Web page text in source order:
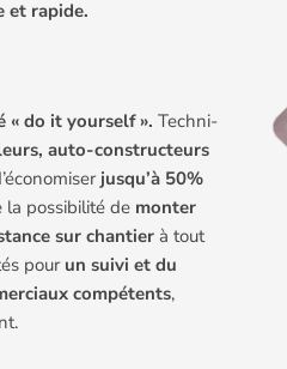
et rapide.
« do it yourself ». Techni-
auto-constructeurs
jusqu’à 50%
la possibilité de monter
sur chantier à tout
pour un suivi et du
compétents,